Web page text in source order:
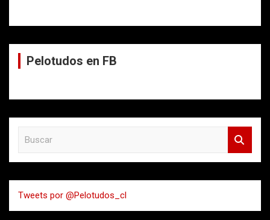
Pelotudos en FB
a
r
Tweets por @Pelotudos_cl